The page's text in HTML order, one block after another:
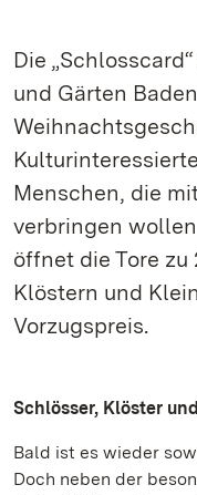
Die
und Gärten
Menschen, die
verbringen
öffnet die Tore
Klöstern und
Vorzugspreis.
Schlösser, Klöster
Bald ist es wieder
Doch neben der